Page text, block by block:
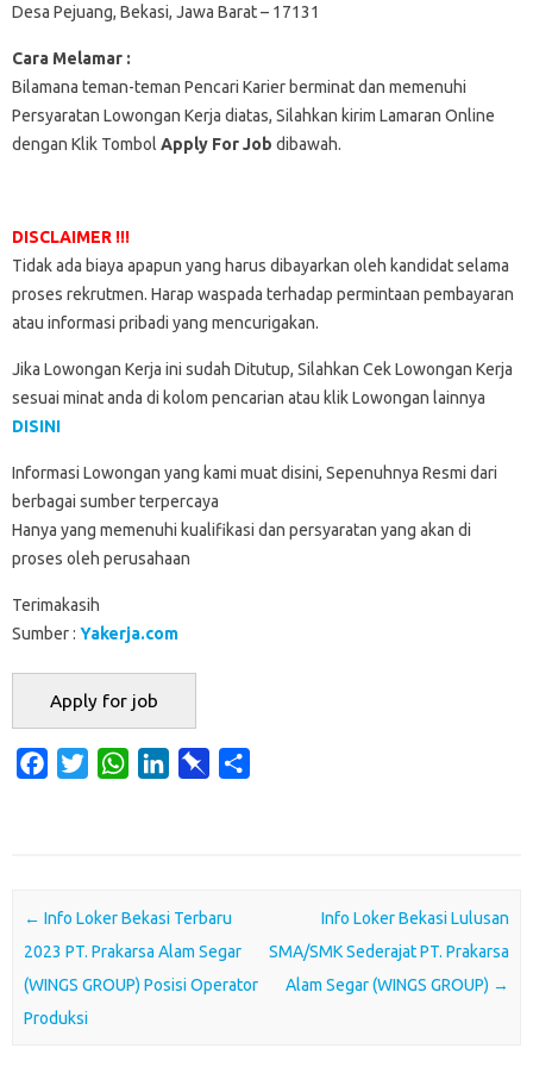
Desa Pejuang, Bekasi, Jawa Barat – 17131
Cara Melamar :
Bilamana teman-teman Pencari Karier berminat dan memenuhi
Persyaratan Lowongan Kerja diatas, Silahkan kirim Lamaran Online
dengan Klik Tombol Apply For Job dibawah.
DISCLAIMER !!!
Tidak ada biaya apapun yang harus dibayarkan oleh kandidat selama
proses rekrutmen. Harap waspada terhadap permintaan pembayaran
atau informasi pribadi yang mencurigakan.
Jika Lowongan Kerja ini sudah Ditutup, Silahkan Cek Lowongan Kerja
sesuai minat anda di kolom pencarian atau klik Lowongan lainnya
DISINI
Informasi Lowongan yang kami muat disini, Sepenuhnya Resmi dari
berbagai sumber terpercaya
Hanya yang memenuhi kualifikasi dan persyaratan yang akan di
proses oleh perusahaan
Terimakasih
Sumber : Yakerja.com
o
o
k
e
r
W
A
p
p
d
I
n
a
r
d
Post navigation
← Info Loker Bekasi Terbaru
2023 PT. Prakarsa Alam Segar
(WINGS GROUP) Posisi Operator
Produksi
Info Loker Bekasi Lulusan
SMA/SMK Sederajat PT. Prakarsa
Alam Segar (WINGS GROUP) →